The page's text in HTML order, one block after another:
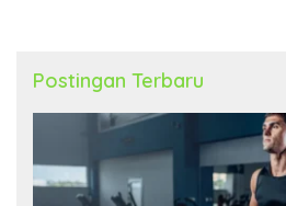
Postingan Terbaru